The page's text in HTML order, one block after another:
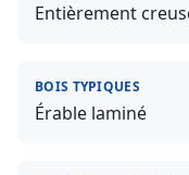
Entièrement
BOIS TYPIQUES
Érable laminé